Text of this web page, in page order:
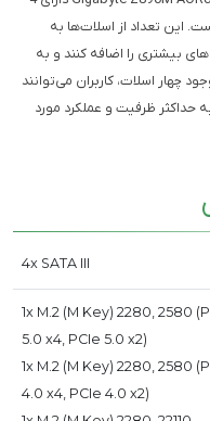
است. این تعداد از اسلات‌ها به
بیشتری را اضافه کنند و به
چهار اسلات، کاربران می‌توانند
حداکثر ظرفیت و عملکرد مورد
4x SATA III
1x M.2 (M Key) 2280, 2580
5.0 x4, PCIe 5.0 x2)
1x M.2 (M Key) 2280, 2580
4.0 x4, PCIe 4.0 x2)